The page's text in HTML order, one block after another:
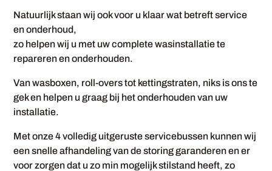
Natuurlijk staan wij ook voor u klaar wat betreft service
en onderhoud,
zo helpen wij u met uw complete wasinstallatie te
repareren en onderhouden.
Van wasboxen, roll-overs tot kettingstraten, niks is ons te
gek en helpen u graag bij het onderhouden van uw
installatie.
Met onze 4 volledig uitgeruste servicebussen kunnen wij
een snelle afhandeling van de storing garanderen en er
voor zorgen dat u zo min mogelijk stilstand heeft, zo